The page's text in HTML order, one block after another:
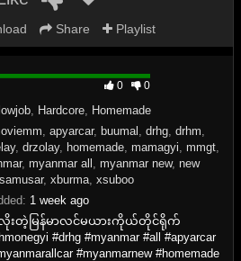
Share Playlist
100%
0 0
Hardcore Homemade
apyarcar, buumal drhg, drhm
, drzolay, homemade, mamagyi mmgt,
,myanmar all ,myanmar new,new
samusar,xburma ,xsuboo
1 week ago
လိုးတဲ့မြန်မာလင်မယားကိုယ်တိုင်ရိုက်
#drhg #myanmar #all #apyarcar
#myanmarnew #homemade